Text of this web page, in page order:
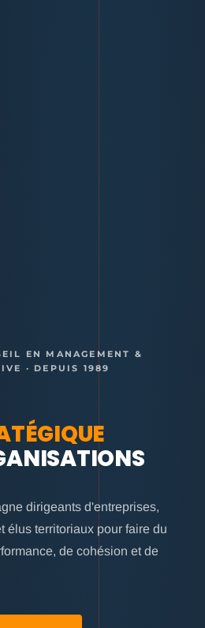
EN MANAGEMENT &
· DEPUIS 1989
dirigeants d'entreprises,
élus territoriaux pour faire du
de cohésion et de